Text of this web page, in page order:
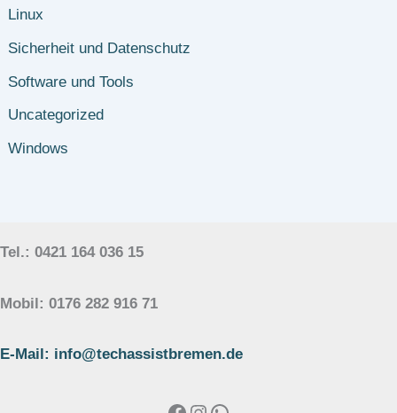
Linux
Sicherheit und Datenschutz
Software und Tools
Uncategorized
Windows
Tel.: 0421 164 036 15
Mobil: 0176 282 916 71
E-Mail: info@techassistbremen.de